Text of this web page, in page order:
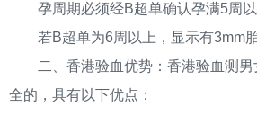
孕周期必须经B超单确认孕满5周以
若B超单为6周以上，显示有3mm
二、香港验血优势：香港验血测男
全的，具有以下优点：